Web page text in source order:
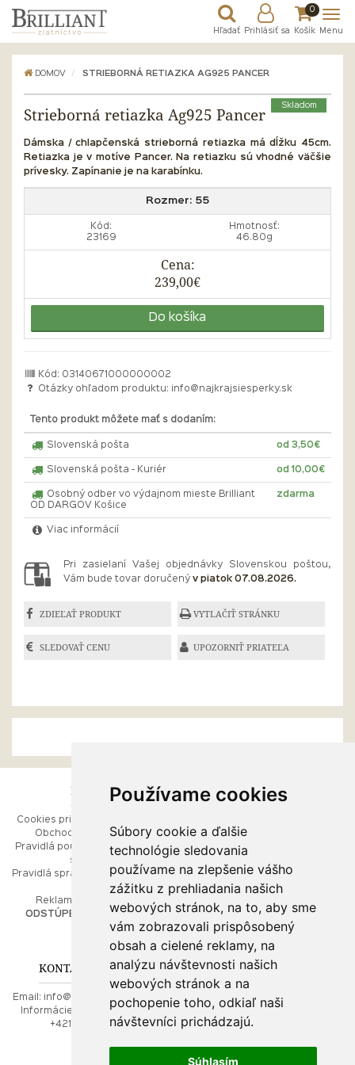
Používame cookies
Súbory cookie a ďalšie
technológie sledovania
používame na zlepšenie vášho
zážitku z prehliadania našich
webových stránok, na to, aby sme
vám zobrazovali prispôsobený
obsah a cielené reklamy, na
analýzu návštevnosti našich
webových stránok a na
pochopenie toho, odkiaľ naši
návštevníci prichádzajú.
Súhlasím
Hľadať Prihlásiť sa
0
Košík Menu
DOMOV STRIEBORNÁ RETIAZKA AG925 PANCER
Skladom
Strieborná retiazka Ag925 Pancer
Dámska / chlapčenská strieborná retiazka má dĺžku 45cm.
Retiazka je v motíve Pancer. Na retiazku sú vhodné väčšie
prívesky. Zapínanie je na karabínku.
Rozmer: 55
Kód:
23169
Hmotnosť:
46.80g
Cena:
239,00€
Do košíka
Kód: 03140671000000002
Otázky ohľadom produktu:
info@najkrajsiesperky.sk
Tento produkt môžete mať s dodaním:
Slovenská pošta od 3,50€
Slovenská pošta - Kuriér od 10,00€
Osobný odber vo výdajnom mieste Brilliant
OD DARGOV Košice
zdarma
Viac informácií
Pri zasielaní Vašej objednávky Slovenskou poštou,
Vám bude tovar doručený v piatok 07.08.2026.
ZDIEĽAŤ PRODUKT VYTLAČIŤ STRÁNKU
SLEDOVAŤ CENU UPOZORNIŤ PRIATEĽA
ESHOP
Cookies pri prezeraní stránok
Obchodné podmienky
Pravidlá používania webových
stránok
Pravidlá spracúvania osobných
Reklamačný poriadok
ODSTÚPENIE OD ZMLUVY
RÝCHLE MENU
Ako balíme Vaše šperky
Kontaktujte nás
PORADŇA
Ako nakupovať
O drahých kovoch
Doprava a poštovné
KONTAKT NA NÁS
Email:
info@najkrajsiesperky.sk
Informácie:
+421917 881556,
+421556224323